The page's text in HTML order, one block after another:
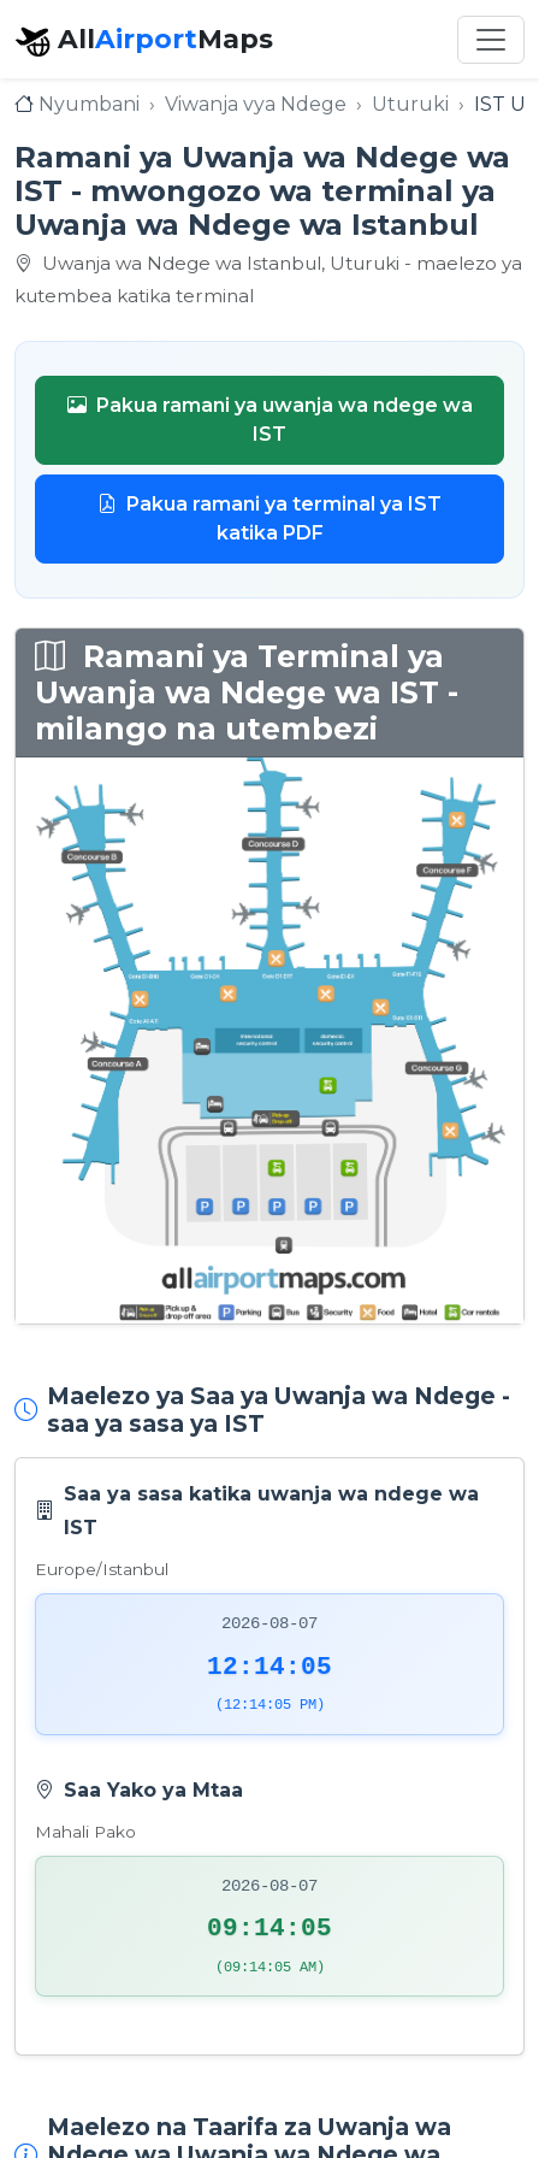
AllAirportMaps
Nyumbani Viwanja vya Ndege Uturuki IST
Ramani ya Uwanja wa Ndege wa
IST - mwongozo wa terminal ya
Uwanja wa Ndege wa Istanbul
Uwanja wa Ndege wa Istanbul, Uturuki - maelezo ya
kutembea katika terminal
Pakua ramani ya uwanja wa ndege wa
IST
Pakua ramani ya terminal ya IST
katika PDF
Ramani ya Terminal ya
Uwanja wa Ndege wa IST -
milango na utembezi
Maelezo ya Saa ya Uwanja wa Ndege -
saa ya sasa ya IST
Saa ya sasa katika uwanja wa ndege wa
IST
Europe/Istanbul
2026-08-07
12:14:05
(12:14:05 PM)
Saa Yako ya Mtaa
Mahali Pako
2026-08-07
09:14:05
(09:14:05 AM)
Maelezo na Taarifa za Uwanja wa